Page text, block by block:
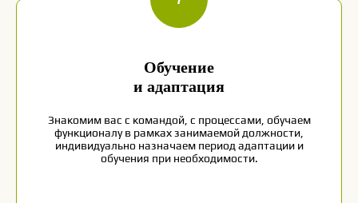
Обучение
и адаптация
Знакомим вас с командой, с процессами, обучаем
функционалу в рамках занимаемой должности,
индивидуально назначаем период адаптации и
обучения при необходимости.
собеседование
заполнить анкету